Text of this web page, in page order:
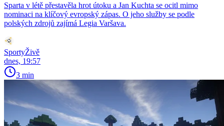
Sparta v létě přestavěla hrot útoku a Jan Kuchta se ocitl mimo
nominaci na klíčový evropský zápas. O jeho služby se podle
polských zdrojů zajímá Legia Varšava.
SportyŽivě
dnes, 19:57
3 min